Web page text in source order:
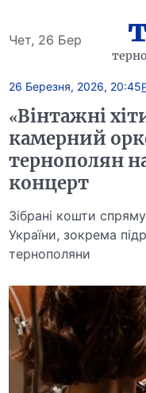
Чет, 26 Бер
26 Березня, 2026, 20:45
«Вінтажні
камерний
тернополян
концерт
Зібрані кошти
України, зокрема
тернополяни